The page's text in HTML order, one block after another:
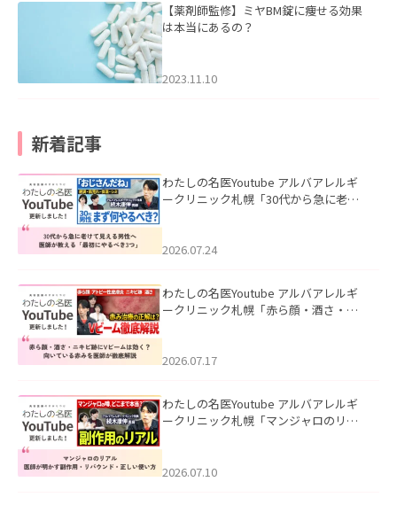
【薬剤師監修】ミヤBM錠に痩せる効果
は本当にあるの？
2023.11.10
新着記事
わたしの名医Youtube アルバアレルギ
ークリニック札幌「30代から急に老け
た。
2026.07.24
わたしの名医Youtube アルバアレルギ
ークリニック札幌「赤ら顔・酒さ・ニ
した。
2026.07.17
わたしの名医Youtube アルバアレルギ
ークリニック札幌「マンジャロのリア
た。
2026.07.10